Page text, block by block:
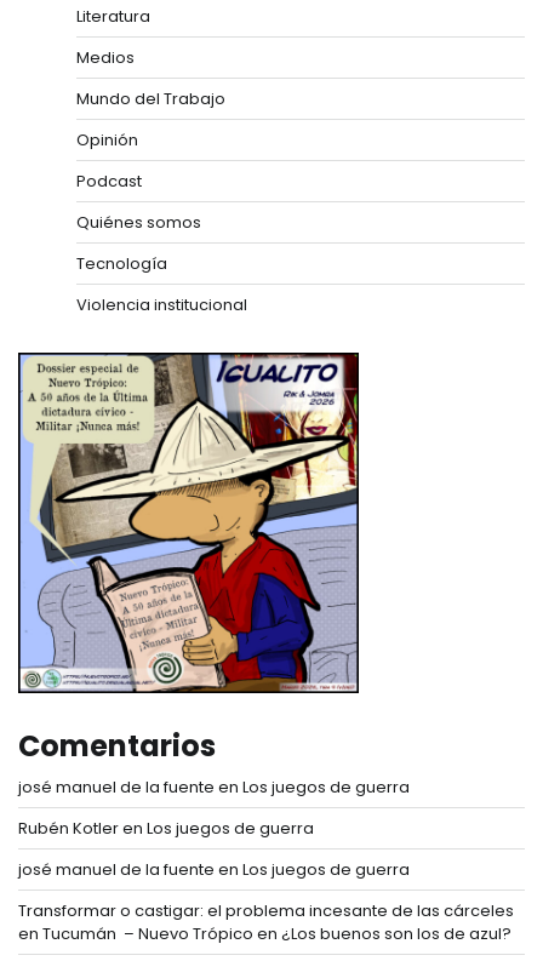
Literatura
Medios
Mundo del Trabajo
Opinión
Podcast
Quiénes somos
Tecnología
Violencia institucional
Comentarios
josé manuel de la fuente en Los juegos de guerra
Rubén Kotleren Los juegos de guerra
josé manuel de la fuente en Los juegos de guerra
Transformar o castigar: el problema incesante de las cárceles
en Tucumán – Nuevo Trópico en ¿Los buenos son los de azul?